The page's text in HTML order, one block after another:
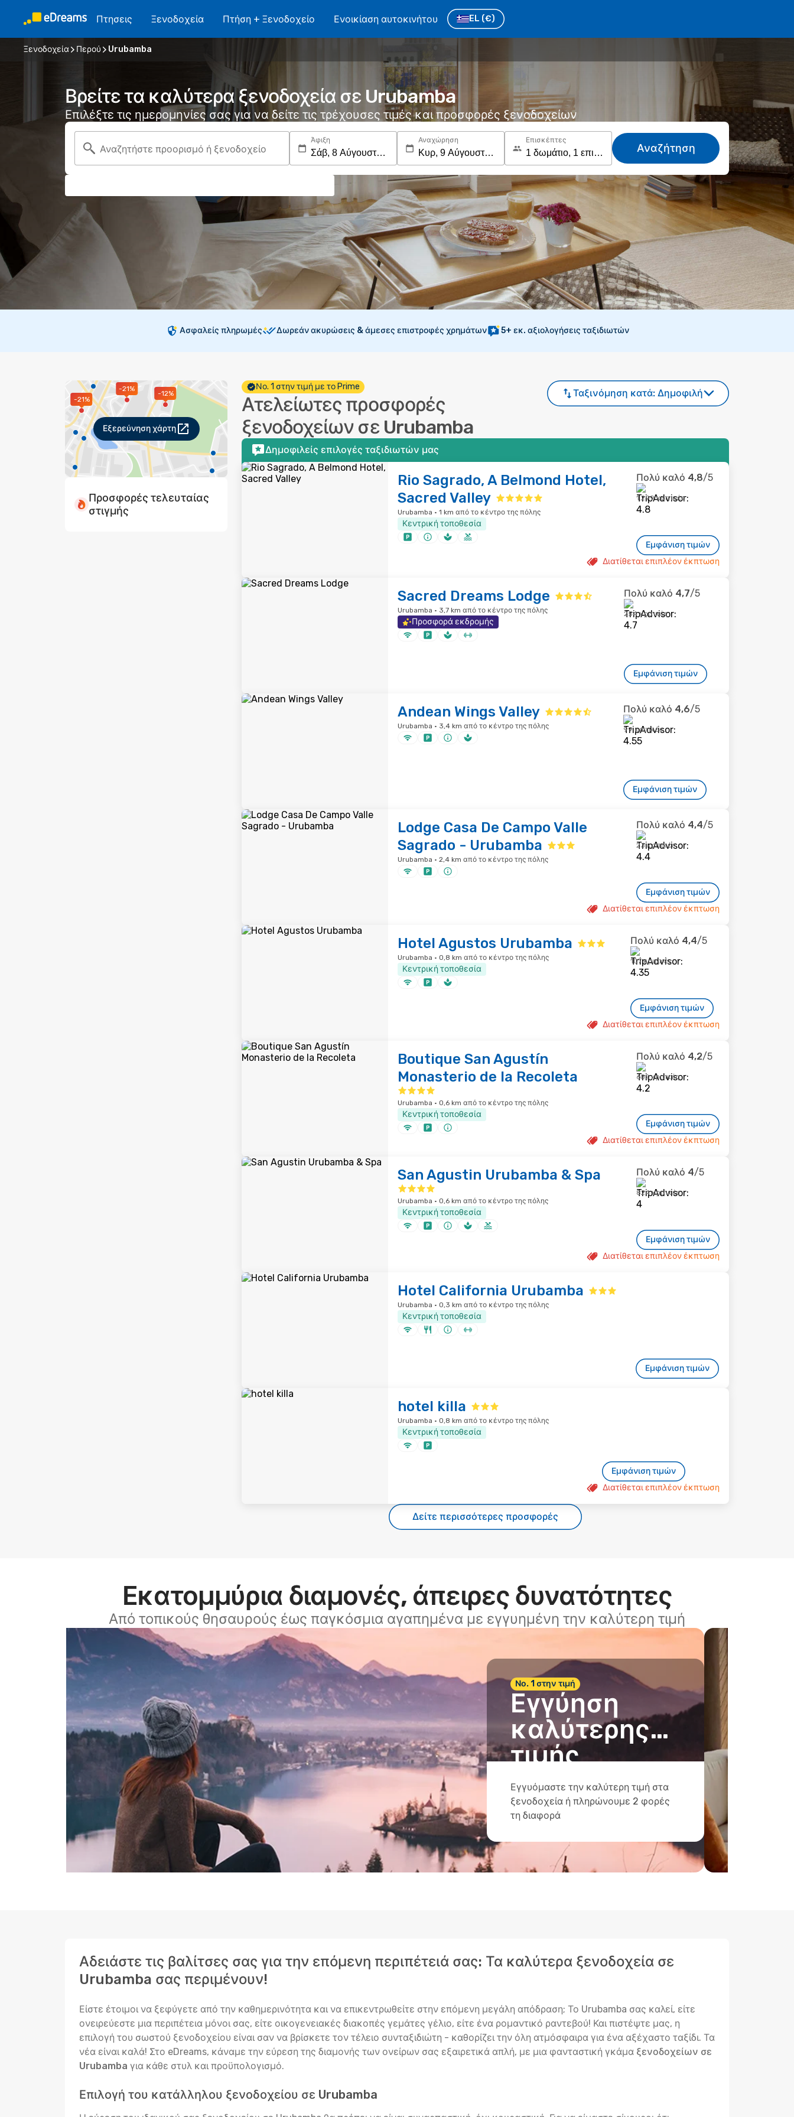
Πτησεις Ξενοδοχεία Πτήση + Ξενοδοχείο Ενοικίαση αυτοκινήτου EL (€)
Ξενοδοχεία Περού Urubamba
Βρείτε τα καλύτερα ξενοδοχεία σε Urubamba
Επιλέξτε τις ημερομηνίες σας για να δείτε τις τρέχουσες τιμές και προσφορές ξενοδοχείων
Αναζητήστε προορισμό ή ξενοδοχείο
Άφιξη Αναχώρηση Επισκέπτες
Αναζήτηση
Ασφαλείς πληρωμές Δωρεάν ακυρώσεις & άμεσες επιστροφές χρημάτων 5+ εκ. αξιολογήσεις ταξιδιωτών
-21%
-21%
-12%
Εξερεύνηση χάρτη
Προσφορές τελευταίας
στιγμής
Νο. 1 στην τιμή με το Prime
Ατελείωτες προσφορές
ξενοδοχείων σε Urubamba
Ταξινόμηση κατά: Δημοφιλή
Δημοφιλείς επιλογές ταξιδιωτών μας
Rio Sagrado, A Belmond Hotel,
Sacred Valley
Urubamba · 1 km από το κέντρο της πόλης
Κεντρική τοποθεσία
Πολύ καλό 4,8/5
1.299 κριτικές
Εμφάνιση τιμών
Διατίθεται επιπλέον έκπτωση
Sacred Dreams Lodge
Urubamba · 3,7 km από το κέντρο της πόλης
Προσφορά εκδρομής
Πολύ καλό 4,7/5
254 κριτικές
Εμφάνιση τιμών
Andean Wings Valley
Urubamba · 3,4 km από το κέντρο της πόλης
Πολύ καλό 4,6/5
99 κριτικές
Εμφάνιση τιμών
Lodge Casa De Campo Valle
Sagrado - Urubamba
Urubamba · 2,4 km από το κέντρο της πόλης
Πολύ καλό 4,4/5
23 κριτικές
Εμφάνιση τιμών
Διατίθεται επιπλέον έκπτωση
Hotel Agustos Urubamba
Urubamba · 0,8 km από το κέντρο της πόλης
Κεντρική τοποθεσία
Πολύ καλό 4,4/5
107 κριτικές
Εμφάνιση τιμών
Διατίθεται επιπλέον έκπτωση
Boutique San Agustín
Monasterio de la Recoleta
Urubamba · 0,6 km από το κέντρο της πόλης
Κεντρική τοποθεσία
Πολύ καλό 4,2/5
602 κριτικές
Εμφάνιση τιμών
Διατίθεται επιπλέον έκπτωση
San Agustin Urubamba & Spa
Urubamba · 0,6 km από το κέντρο της πόλης
Κεντρική τοποθεσία
Πολύ καλό 4/5
824 κριτικές
Εμφάνιση τιμών
Διατίθεται επιπλέον έκπτωση
Hotel California Urubamba
Urubamba · 0,3 km από το κέντρο της πόλης
Κεντρική τοποθεσία
Εμφάνιση τιμών
hotel killa
Urubamba · 0,8 km από το κέντρο της πόλης
Κεντρική τοποθεσία
Εμφάνιση τιμών
Διατίθεται επιπλέον έκπτωση
Δείτε περισσότερες προσφορές
Εκατομμύρια διαμονές, άπειρες δυνατότητες
Από τοπικούς θησαυρούς έως παγκόσμια αγαπημένα με εγγυημένη την καλύτερη τιμή
Νο. 1 στην τιμή
Εγγύηση
καλύτερης
τιμής
Εγγυόμαστε την καλύτερη τιμή στα
ξενοδοχεία ή πληρώνουμε 2 φορές
τη διαφορά
Αδειάστε τις βαλίτσες σας για την επόμενη περιπέτειά σας: Τα καλύτερα ξενοδοχεία σε
Urubamba σας περιμένουν!
Είστε έτοιμοι να ξεφύγετε από την καθημερινότητα και να επικεντρωθείτε στην επόμενη μεγάλη απόδραση; Το Urubamba σας καλεί, είτε
ονειρεύεστε μια περιπέτεια μόνοι σας, είτε οικογενειακές διακοπές γεμάτες γέλιο, είτε ένα ρομαντικό ραντεβού! Και πιστέψτε μας, η
επιλογή του σωστού ξενοδοχείου είναι σαν να βρίσκετε τον τέλειο συνταξιδιώτη - καθορίζει την όλη ατμόσφαιρα για ένα αξέχαστο ταξίδι. Τα
νέα είναι καλά! Στο eDreams, κάναμε την εύρεση της διαμονής των ονείρων σας εξαιρετικά απλή, με μια φανταστική γκάμα ξενοδοχείων σε
Urubamba για κάθε στυλ και προϋπολογισμό.
Επιλογή του κατάλληλου ξενοδοχείου σε Urubamba